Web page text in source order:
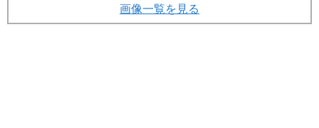
画像一覧を見る